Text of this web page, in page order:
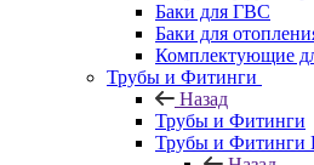
Баки для ГВС
Баки для
Комплектующие
Трубы и Фитинги
Назад
Трубы и Фитинги
Трубы и